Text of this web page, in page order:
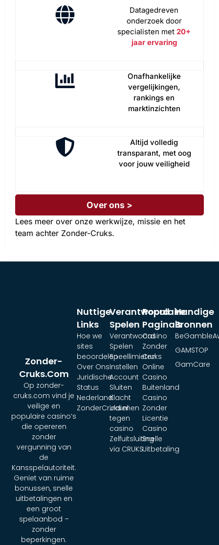
Datagedreven
onderzoek door
specialisten met 20+
jaar ervaring
Onafhankelijke
vergelijkingen,
rankings en
marktinzichten
Altijd volledig
transparant, met oog
voor jouw veiligheid
Over ons >
Lees meer over onze werkwijze, missie en het
team achter Zonder-Cruks.
Zonder-
Cruks.com
Op zonder-
cruks.com vind je
veilige en
populaire casino’s
die opereren
zonder
vergunning van
de
Kansspelautoriteit.
Geniet van ruime
bonussen, snelle
uitbetalingen en
een groot
spelaanbod –
zonder
beperkingen.
Handige
Bronnen
GAMSTOP
GamCare
Populaire
Pagina's
Casino
Zonder
Cruks
Online
Casino
Buitenland
Casino
Zonder
Licentie
Casino
Snelle
Uitbetaling
Verantwoord
Spelen
Verantwoord
Spelen
Speellimieten
Instellen
Account
Sluiten
Klacht
indienen
tegen
casino
Zelfuitsluiting
via CRUKS
Nuttige
Links
Hoe we
sites
beoordelen
Over Ons
Juridische
Status
Nederland
ZonderCruks.nl